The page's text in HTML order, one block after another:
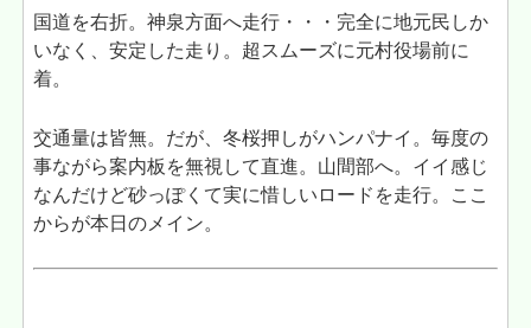
国道を右折。神泉方面へ走行・・・完全に地元民しか
いなく、安定した走り。超スムーズに元村役場前に
着。
交通量は皆無。だが、冬桜押しがハンパナイ。毎度の
事ながら案内板を無視して直進。山間部へ。イイ感じ
なんだけど砂っぽくて実に惜しいロードを走行。ここ
からが本日のメイン。